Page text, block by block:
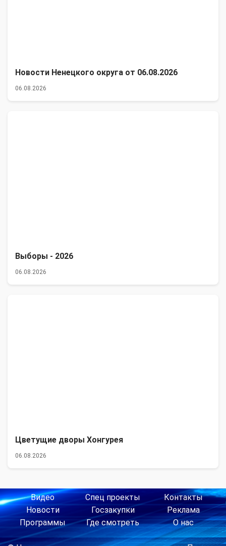
Новости Ненецкого округа от 06.08.2026
06.08.2026
Выборы - 2026
06.08.2026
Цветущие дворы Хонгурея
06.08.2026
Видео
Новости
Программы
Спец проекты
Госзакупки
Где смотреть
Контакты
Реклама
О нас